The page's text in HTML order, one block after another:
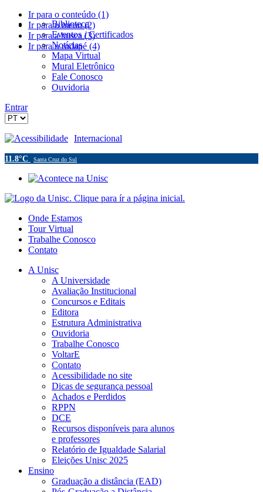
Ir para o conteúdo (1)
Ir para o menu (2)
Ir para a busca (3)
Ir para o rodapé (4)
Biblioteca
Eventos / Certificados
Notícias
Mapa Virtual
Mural Eletrônico
Fale Conosco
Ouvidoria
Entrar
Acessibilidade Internacional
11.8°C Santa Cruz do Sul
Onde Estamos
Tour Virtual
Trabalhe Conosco
Contato
A Unisc
A Universidade
Avaliação Institucional
Concursos e Editais
Editora
Estrutura Administrativa
Ouvidoria
Trabalhe Conosco
VoltarE
Contato
Acessibilidade no site
Dicas de segurança pessoal
Achados e Perdidos
RPPN
DCE
Recursos disponíveis para alunos
e professores
Relatório de Igualdade Salarial
Eleições Unisc 2025
Ensino
Graduação a distância (EAD)